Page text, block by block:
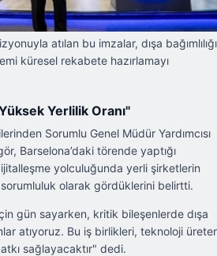
atılan bu imzalar, dışa bağımlılığı
küresel rekabete hazırlamayı
Yerlilik Oranı"
Sorumlu Genel Müdür Yardımcısı
Barselona’daki törende yaptığı
yolculuğunda yerli şirketlerin
sorumluluk olarak gördüklerini belirtti.
gün sayarken, kritik bileşenlerde dışa
atıyoruz. Bu iş birlikleri, teknoloji
sağlayacaktır" dedi.